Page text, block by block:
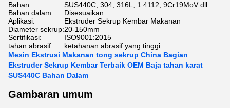
Bahan:
SUS440C, 304, 316L, 1.4112, 9Cr19MoV dll
Bahan dalam:
Disesuaikan
Aplikasi:
Ekstruder Sekrup Kembar Makanan
Diameter sekrup:20-150mm
Sertifikasi:
ISO9001:2015
tahan abrasif:
ketahanan abrasif yang tinggi
Mesin Ekstrusi Makanan tong sekrup China Bagian
Ekstruder Sekrup Kembar Terbaik OEM Baja tahan karat
SUS440C Bahan Dalam
Gambaran umum